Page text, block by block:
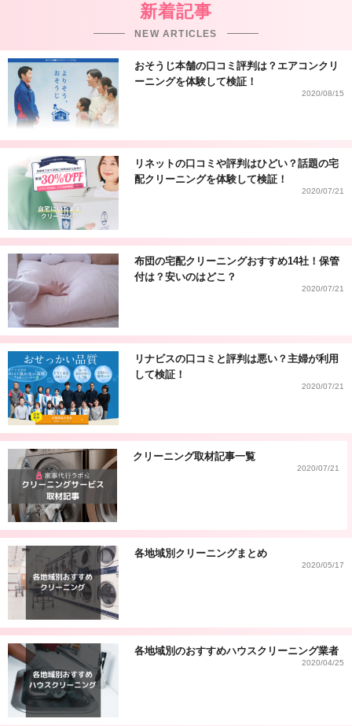
新着記事
NEW ARTICLES
おそうじ本舗の口コミ評判は？エアコンクリ
ーニングを体験して検証！
2020/08/15
リネットの口コミや評判はひどい？話題の宅
配クリーニングを体験して検証！
2020/07/21
布団の宅配クリーニングおすすめ14社！保管
付は？安いのはどこ？
2020/07/21
リナビスの口コミと評判は悪い？主婦が利用
して検証！
2020/07/21
クリーニング取材記事一覧
2020/07/21
各地域別クリーニングまとめ
2020/05/17
各地域別のおすすめハウスクリーニング業者
2020/04/25